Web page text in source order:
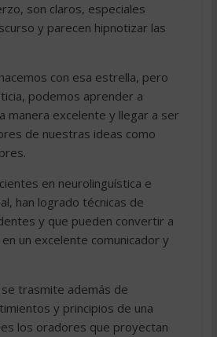
son claros, especiales
y parecen hipnotizar las
con esa estrella, pero
podemos aprender a
manera excelente y llegar a ser
de nuestras ideas como
en neurolinguística e
han logrado técnicas de
y que pueden convertir a
un excelente comunicador y
se trasmite además de
y principios de una
los oradores que proyectan